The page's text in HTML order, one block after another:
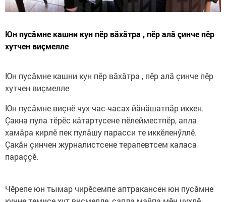
Юн пусăмне кашни кун пӗр вăхăтра , пӗр алă çинче пӗр
хутчен виçмелле
Юн пусăмне кашни кун пӗр вăхăтра , пӗр алă çинче пӗр
хутчен виçмелле
Юн пусăмне виçнӗ чух час-часах йăнăшатпăр иккен.
Çакна пула тӗрӗс кăтартусене пӗлейместпӗр, апла
хамăра кирлӗ пек пулăшу парасси те иккӗленӳллӗ.
Çакăн çинчен журналистсене терапевтсем каласа
параççӗ.
Чӗрепе юн тымар чирӗсемпе аптракансен юн пусăмне